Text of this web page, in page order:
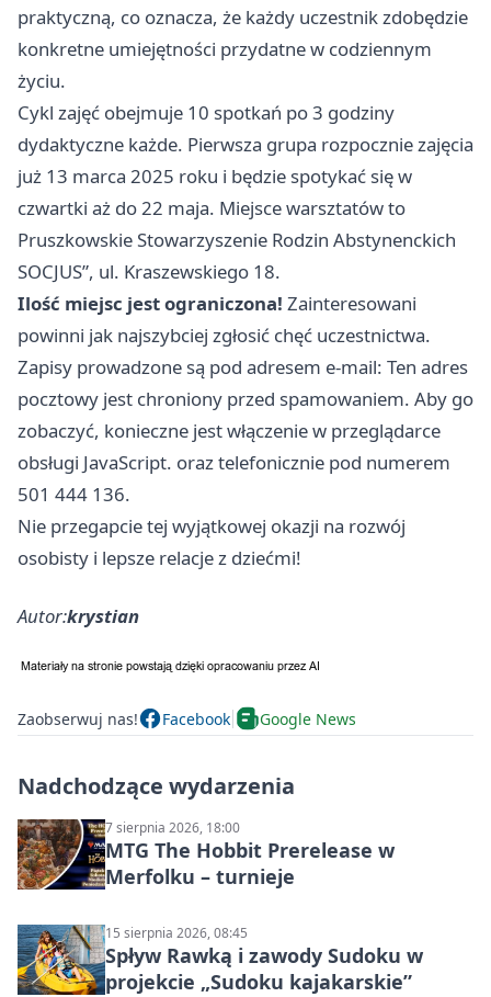
praktyczną, co oznacza, że każdy uczestnik zdobędzie
konkretne umiejętności przydatne w codziennym
życiu.
Cykl zajęć obejmuje 10 spotkań po 3 godziny
dydaktyczne każde. Pierwsza grupa rozpocznie zajęcia
już 13 marca 2025 roku i będzie spotykać się w
czwartki aż do 22 maja. Miejsce warsztatów to
Pruszkowskie Stowarzyszenie Rodzin Abstynenckich
SOCJUS”, ul. Kraszewskiego 18.
Ilość miejsc jest ograniczona! Zainteresowani
powinni jak najszybciej zgłosić chęć uczestnictwa.
Zapisy prowadzone są pod adresem e-mail: Ten adres
pocztowy jest chroniony przed spamowaniem. Aby go
zobaczyć, konieczne jest włączenie w przeglądarce
obsługi JavaScript. oraz telefonicznie pod numerem
501 444 136.
Nie przegapcie tej wyjątkowej okazji na rozwój
osobisty i lepsze relacje z dziećmi!
Autor:krystian
Zaobserwuj nas! Facebook Google News
Nadchodzące wydarzenia
7 sierpnia 2026, 18:00
MTG The Hobbit Prerelease w
Merfolku – turnieje
15 sierpnia 2026, 08:45
Spływ Rawką i zawody Sudoku w
projekcie „Sudoku kajakarskie”